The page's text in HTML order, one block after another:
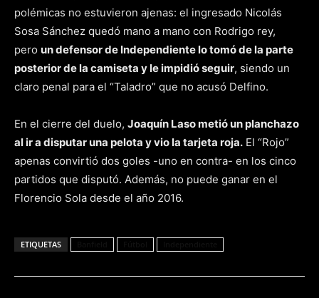
polémicas no estuvieron ajenas: el ingresado Nicolás
Sosa Sánchez quedó mano a mano con Rodrigo rey,
pero un defensor de Independiente lo tomó de la parte
posterior de la camiseta y le impidió seguir, siendo un
claro penal para el “Taladro” que no acusó Delfino.
En el cierre del duelo, Joaquín Laso metió un planchazo
al ir a disputar una pelota y vio la tarjeta roja. El “Rojo”
apenas convirtió dos goles -uno en contra- en los cinco
partidos que disputó. Además, no puede ganar en el
Florencio Sola desde el año 2016.
ETIQUETAS